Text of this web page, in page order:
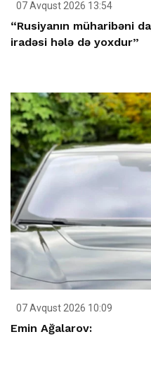
07 Avqust 2026 13:54
“Rusiyanın müharibəni
iradəsi hələ də yoxdur”
07 Avqust 2026 10:09
Emin Ağalarov: